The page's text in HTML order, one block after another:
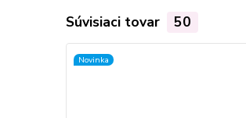
Súvisiaci tovar 50
Novinka